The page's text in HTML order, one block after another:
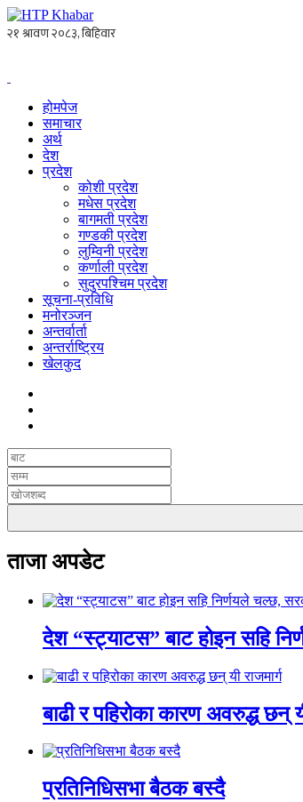
होमपेज
समाचार
अर्थ
देश
प्रदेश
कोशी प्रदेश
मधेस प्रदेश
बागमती प्रदेश
गण्डकी प्रदेश
लुम्विनी प्रदेश
कर्णाली प्रदेश
सुदुरपश्चिम प्रदेश
सूचना-प्रविधि
मनोरञ्जन
अन्तर्वार्ता
अन्तर्राष्ट्रिय
खेलकुद
ताजा अपडेट
देश “स्ट्याटस” बाट होइन सहि
बाढी र पहिरोका कारण अवरुद्ध छन्
प्रतिनिधिसभा बैठक बस्दै